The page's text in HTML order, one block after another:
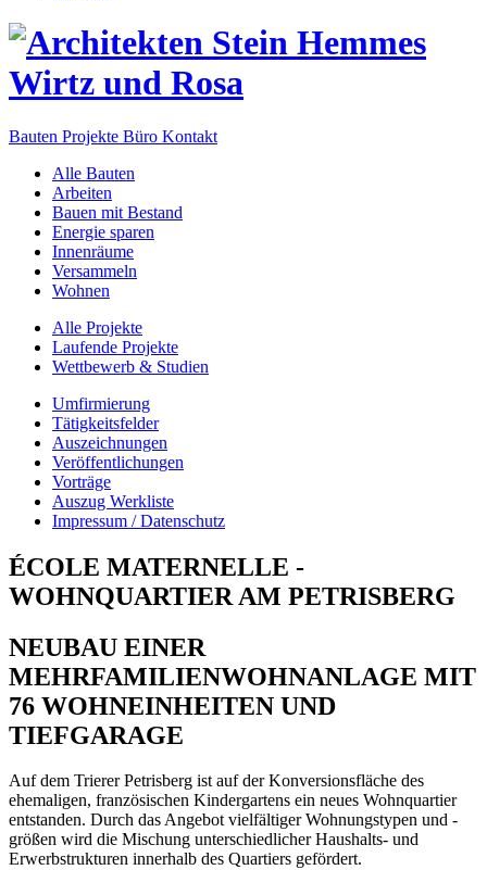
Bauten Projekte Büro Kontakt
Alle Bauten
Arbeiten
Bauen mit Bestand
Energie sparen
Innenräume
Versammeln
Wohnen
Alle Projekte
Laufende Projekte
Wettbewerb & Studien
Umfirmierung
Tätigkeitsfelder
Auszeichnungen
Veröffentlichungen
Vorträge
Auszug Werkliste
Impressum / Datenschutz
ÉCOLE MATERNELLE -
WOHNQUARTIER AM PETRISBERG
NEUBAU EINER
MEHRFAMILIENWOHNANLAGE MIT
76 WOHNEINHEITEN UND
TIEFGARAGE
Auf dem Trierer Petrisberg ist auf der Konversionsfläche des
ehemaligen, französischen Kindergartens ein neues Wohnquartier
entstanden. Durch das Angebot vielfältiger Wohnungstypen und -
größen wird die Mischung unterschiedlicher Haushalts- und
Erwerbstrukturen innerhalb des Quartiers gefördert.